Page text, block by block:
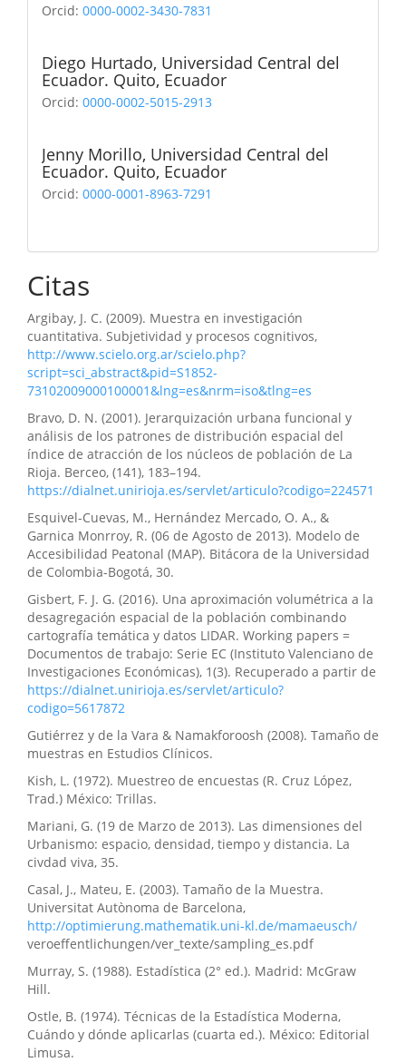
Orcid: 0000-0002-3430-7831
Diego Hurtado, Universidad Central del
Ecuador. Quito, Ecuador
Orcid: 0000-0002-5015-2913
Jenny Morillo, Universidad Central del
Ecuador. Quito, Ecuador
Orcid: 0000-0001-8963-7291
Citas
Argibay, J. C. (2009). Muestra en investigación
cuantitativa. Subjetividad y procesos cognitivos,
http://www.scielo.org.ar/scielo.php?
script=sci_abstract&pid=S1852-
73102009000100001&lng=es&nrm=iso&tlng=es
Bravo, D. N. (2001). Jerarquización urbana funcional y
análisis de los patrones de distribución espacial del
índice de atracción de los núcleos de población de La
Rioja. Berceo, (141), 183–194.
https://dialnet.unirioja.es/servlet/articulo?codigo=224571
Esquivel-Cuevas, M., Hernández Mercado, O. A., &
Garnica Monrroy, R. (06 de Agosto de 2013). Modelo de
Accesibilidad Peatonal (MAP). Bitácora de la Universidad
de Colombia-Bogotá, 30.
Gisbert, F. J. G. (2016). Una aproximación volumétrica a la
desagregación espacial de la población combinando
cartografía temática y datos LIDAR. Working papers =
Documentos de trabajo: Serie EC (Instituto Valenciano de
Investigaciones Económicas), 1(3). Recuperado a partir de
https://dialnet.unirioja.es/servlet/articulo?
codigo=5617872
Gutiérrez y de la Vara & Namakforoosh (2008). Tamaño de
muestras en Estudios Clínicos.
Kish, L. (1972). Muestreo de encuestas (R. Cruz López,
Trad.) México: Trillas.
Mariani, G. (19 de Marzo de 2013). Las dimensiones del
Urbanismo: espacio, densidad, tiempo y distancia. La
civdad viva, 35.
Casal, J., Mateu, E. (2003). Tamaño de la Muestra.
Universitat Autònoma de Barcelona,
http://optimierung.mathematik.uni-kl.de/mamaeusch/
veroeffentlichungen/ver_texte/sampling_es.pdf
Murray, S. (1988). Estadística (2° ed.). Madrid: McGraw
Hill.
Ostle, B. (1974). Técnicas de la Estadística Moderna,
Cuándo y dónde aplicarlas (cuarta ed.). México: Editorial
Limusa.